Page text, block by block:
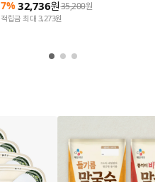
7% 32,736원35,200원
적립금 최대 3,273원